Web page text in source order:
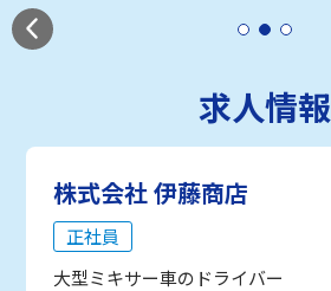
求人情報
株式会社 伊藤商店
正社員
大型ミキサー車のドライバー